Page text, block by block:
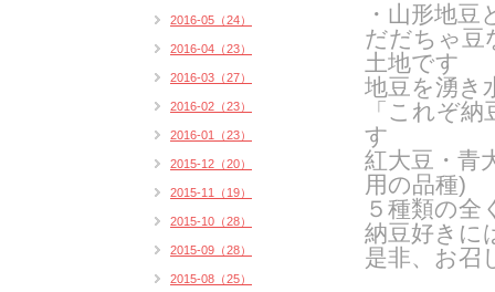
・山形地
だだちゃ豆
土地です
地豆を湧き
「これぞ
す
紅大豆・青
用の品種)
５種類の全
納豆好きに
是非、お召
2016-05（24）
2016-04（23）
2016-03（27）
2016-02（23）
2016-01（23）
2015-12（20）
2015-11（19）
2015-10（28）
2015-09（28）
2015-08（25）